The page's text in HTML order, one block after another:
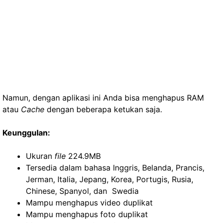
Namun, dengan aplikasi ini Anda bisa menghapus RAM
atau Cache dengan beberapa ketukan saja.
Keunggulan:
Ukuran file 224.9MB
Tersedia dalam bahasa Inggris, Belanda, Prancis,
Jerman, Italia, Jepang, Korea, Portugis, Rusia,
Chinese, Spanyol, dan Swedia
Mampu menghapus video duplikat
Mampu menghapus foto duplikat